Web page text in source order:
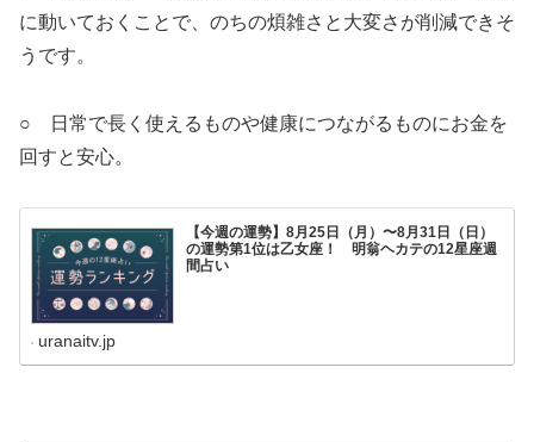
に動いておくことで、のちの煩雑さと大変さが削減できそ
うです。
○ 日常で長く使えるものや健康につながるものにお金を
回すと安心。
【今週の運勢】8月25日（月）〜8月31日（日）
の運勢第1位は乙女座！ 明翁ヘカテの12星座週
間占い
uranaitv.jp